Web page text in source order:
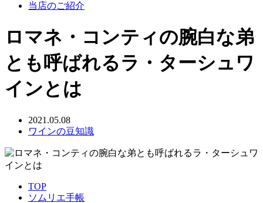
当店のご紹介
ロマネ・コンティの腕白な弟
とも呼ばれるラ・ターシュワ
インとは
2021.05.08
ワインの豆知識
TOP
ソムリエ手帳